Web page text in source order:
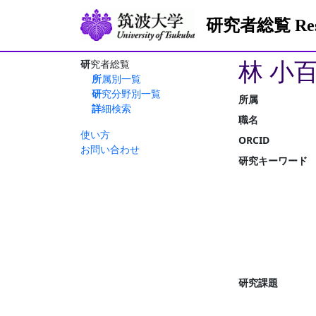
研究者総覧
研究者総覧
所属別一覧
研究分野別一覧
詳細検索
使い方
お問い合わせ
林 小
所属
職名
ORCID
研究キーワード
研究課題